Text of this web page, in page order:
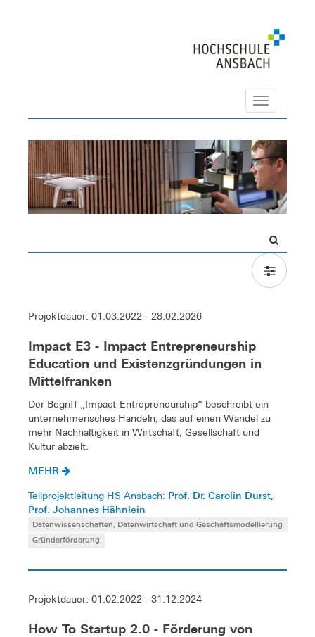
Navigation
Projektdauer: 01.03.2022 - 28.02.2026
Impact E3 - Impact Entrepreneurship
Education und Existenzgründungen in
Mittelfranken
Der Begriff „Impact-Entrepreneurship“ beschreibt ein
unternehmerisches Handeln, das auf einen Wandel zu
mehr Nachhaltigkeit in Wirtschaft, Gesellschaft und
Kultur abzielt.
MEHR
Teilprojektleitung HS Ansbach: Prof. Dr. Carolin Durst,
Prof. Johannes Hähnlein
Datenwissenschaften, Datenwirtschaft und Geschäftsmodellierung
Gründerförderung
Projektdauer: 01.02.2022 - 31.12.2024
How To Startup 2.0 - Förderung von